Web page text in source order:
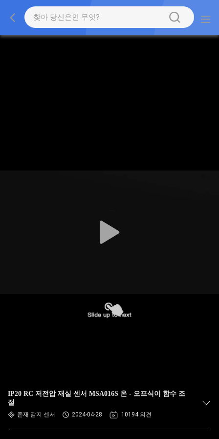
IP20 RC 저전압 재실 센서 MSA016S 온 - 오프식이 함수 조
절
존재 감지 센서 2024-04-28 10194 의견